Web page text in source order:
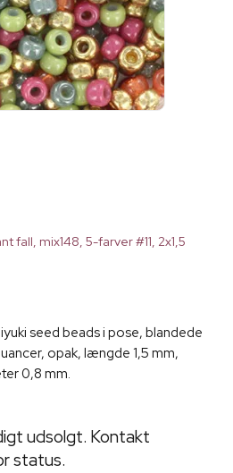
fall, mix148, 5-farver #11, 2x1,5
seed beads i pose, blandede
opak, længde 1,5 mm,
0,8 mm.
udsolgt. Kontakt
status.